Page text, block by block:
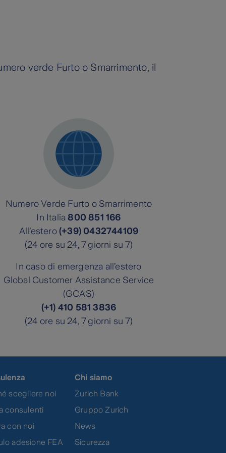
online con impronta digitale o
numero di cellulare e codice
un costo variabile in
verde Furto o Smarrimento, il
Numero Verde Furto o Smarrimento
In Italia800 851 166
All’estero (+39) 0432744109
(24 ore su 24, 7 giorni su 7)
In caso di emergenza all’estero
Global Customer Assistance Service
(GCAS)
(+1) 410 581 3836
(24 ore su 24, 7 giorni su 7)
scegliere noi
consulenti
con noi
adesione FEA
Chi siamo
Zurich Bank
Gruppo Zurich
News
Sicurezza